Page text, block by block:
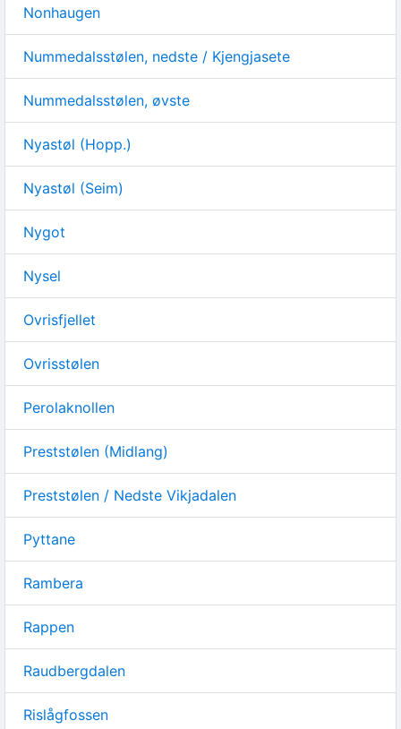
Nonhaugen
Nummedalsstølen, nedste / Kjengjasete
Nummedalsstølen, øvste
Nyastøl (Hopp.)
Nyastøl (Seim)
Nygot
Nysel
Ovrisfjellet
Ovrisstølen
Perolaknollen
Preststølen (Midlang)
Preststølen / Nedste Vikjadalen
Pyttane
Rambera
Rappen
Raudbergdalen
Rislågfossen